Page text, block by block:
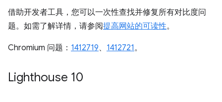
借助开发者工具，您可以一次性查找并修复所有对比度问
题。如需了解详情，请参阅提高网站的可读性。
Chromium 问题： 1412719、 1412721。
Lighthouse 10